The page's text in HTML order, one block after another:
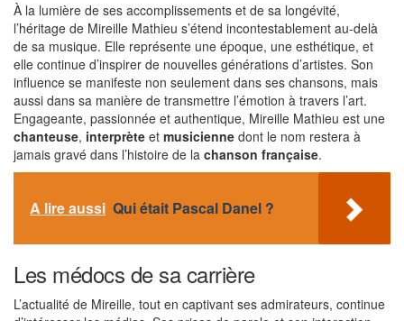
À la lumière de ses accomplissements et de sa longévité,
l’héritage de Mireille Mathieu s’étend incontestablement au-delà
de sa musique. Elle représente une époque, une esthétique, et
elle continue d’inspirer de nouvelles générations d’artistes. Son
influence se manifeste non seulement dans ses chansons, mais
aussi dans sa manière de transmettre l’émotion à travers l’art.
Engageante, passionnée et authentique, Mireille Mathieu est une
chanteuse, interprète et musicienne dont le nom restera à
jamais gravé dans l’histoire de la chanson française.
A lire aussi Qui était Pascal Danel ?
Les médocs de sa carrière
L’actualité de Mireille, tout en captivant ses admirateurs, continue